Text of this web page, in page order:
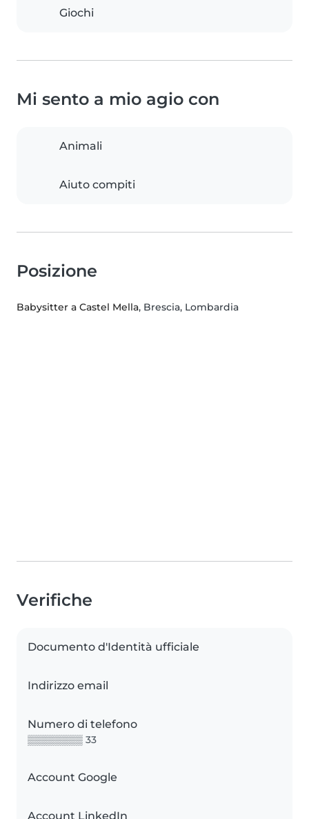
Giochi
Mi sento a mio agio con
Animali
Aiuto compiti
Posizione
Babysitter a Castel Mella, Brescia, Lombardia
Verifiche
Documento d'Identità ufficiale
Indirizzo email
Numero di telefono
▒▒▒▒▒▒▒▒ 33
Account Google
Account LinkedIn